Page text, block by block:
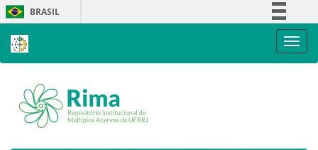
Skip
navigation
BRASIL